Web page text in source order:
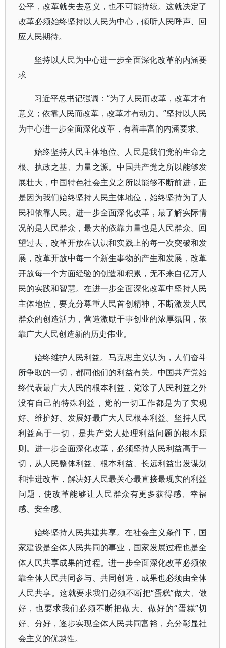
公平，改革就失去意义，也不可能持续。这就决定了
改革必须始终坚持以人民为中心，倾听人民呼声、回
应人民期待。
坚持以人民为中心进一步全面深化改革的内涵要
求
习近平总书记强调：“为了人民而改革，改革才有
意义；依靠人民而改革，改革才有动力。”坚持以人民
为中心进一步全面深化改革，有着丰富的内涵要求。
始终坚持人民主体地位。人民是我们党的生命之
根、执政之基、力量之源。中国共产党之所以能够发
展壮大，中国特色社会主义之所以能够不断前进，正
是因为我们始终坚持人民主体地位，始终坚持为了人
民和依靠人民。进一步全面深化改革，最了解实际情
况的是人民群众，最大的依靠力量也是人民群众。回
望过去，改革开放在认识和实践上的每一次突破和发
展，改革开放中每一个新生事物的产生和发展，改革
开放每一个方面经验的创造和积累，无不来自亿万人
民的实践和智慧。在进一步全面深化改革中坚持人民
主体地位，要充分尊重人民首创精神，不断激发人民
群众的创造活力，营造激励干事创业的浓厚氛围，依
靠广大人民创造新的历史伟业。
始终维护人民利益。马克思主义认为，人们奋斗
所争取的一切，都同他们的利益有关。中国共产党始
终代表最广大人民的根本利益，党除了人民利益之外
没有自己的特殊利益，党的一切工作都是为了实现
好、维护好、发展好最广大人民根本利益。坚持人民
利益高于一切，是共产党人处理利益问题的根本原
则。进一步全面深化改革，必须坚持人民利益高于一
切，从人民整体利益、根本利益、长远利益出发谋划
和推进改革，解决好人民最关心最直接最现实的利益
问题，使改革能够让人民群众有更多获得感、幸福
感、安全感。
始终坚持人民共建共享。在社会主义条件下，国
家建设是全体人民共同的事业，国家发展过程也是全
体人民共享成果的过程。进一步全面深化改革必须依
靠全体人民共同参与、共同创造，成果也必须由全体
人民共享。这就要求我们必须不断把“蛋糕”做大、做
好，也要求我们必须不断把做大、做好的“蛋糕”切
好、分好，逐步实现全体人民共同富裕，充分彰显社
会主义的优越性。